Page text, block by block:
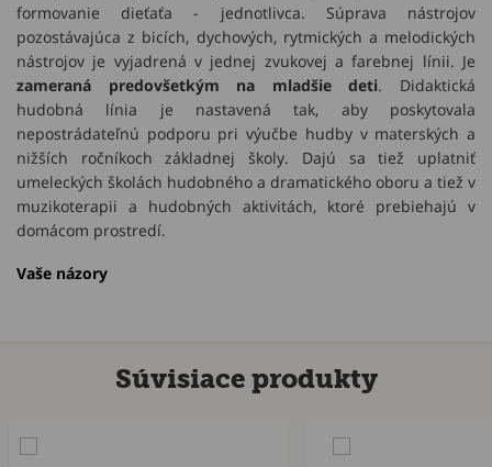
formovanie dieťaťa - jednotlivca. Súprava nástrojov
pozostávajúca z bicích, dychových, rytmických a melodických
nástrojov je vyjadrená v jednej zvukovej a farebnej línii. Je
zameraná predovšetkým na mladšie deti. Didaktická
hudobná línia je nastavená tak, aby poskytovala
nepostrádateľnú podporu pri výučbe hudby v materských a
nižších ročníkoch základnej školy. Dajú sa tiež uplatniť
umeleckých školách hudobného a dramatického oboru a tiež v
muzikoterapii a hudobných aktivitách, ktoré prebiehajú v
domácom prostredí.
Vaše názory
Súvisiace produkty